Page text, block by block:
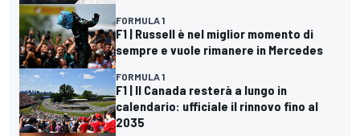
FORMULA 1
F1 | Russell è nel miglior momento di
sempre e vuole rimanere in Mercedes
FORMULA 1
F1 | Il Canada resterà a lungo in
calendario: ufficiale il rinnovo fino al
2035